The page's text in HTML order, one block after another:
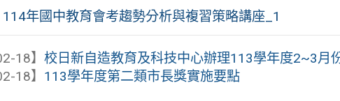
114年國中教育會考趨勢分析與複習策略講座_1
18】校日新自造教育及科技中心辦理113學年度2~3月
18】 113學年度第二類市長獎實施要點